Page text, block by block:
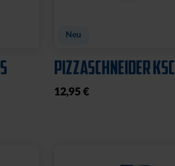
Neu
PIZZASCHNEIDER KSC
12,95 €